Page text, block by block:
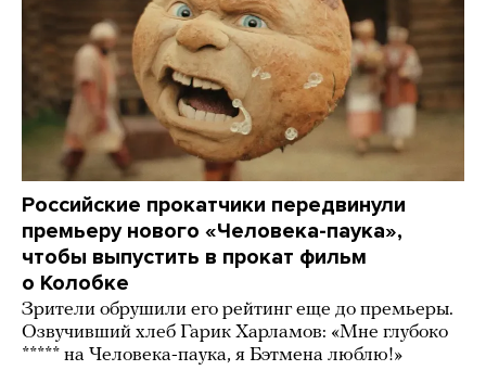
Российские прокатчики передвинули
премьеру нового «Человека-паука»,
чтобы выпустить в прокат фильм
о Колобке
Зрители обрушили его рейтинг еще до премьеры.
Озвучивший хлеб Гарик Харламов: «Мне глубоко
***** на Человека-паука, я Бэтмена люблю!»